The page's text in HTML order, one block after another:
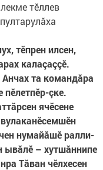
тӗллев
тӗпрен илсен,
калаçаççӗ.
та командăра
пӗлетпӗр-çке.
ячӗсене
нумайăшӗ ралли-
ывăлӗ – хутшăннипе
Тăван чӗлхесен